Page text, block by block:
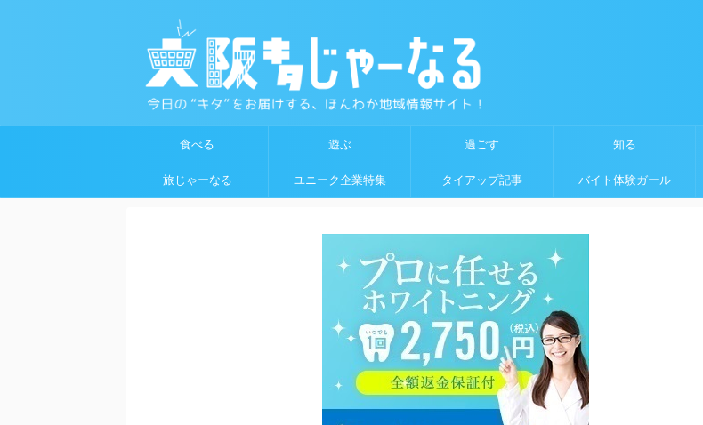
食べる 遊ぶ 過ごす 知る
旅じゃーなる ユニーク企業特集 タイアップ記事 バイト体験ガール